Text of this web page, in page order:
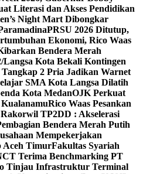
Literasi dan Akses Pendidikan
Night Mart Dibongkar
PRSU 2026 Ditutup,
Ekonomi, Rico Waas
Bendera Merah
Langsa Kota Bekali Kontingen
Tangkap 2 Pria Jadikan Warnet
SMA Kota Langsa Dilatih
Kota MedanOJK Perkuat
Rico Waas Pesankan
TP2DD : Akselerasi
Bendera Merah Putih
Mempekerjakan
Aceh TimurFakultas Syariah
Terima Benchmarking PT
Tinjau Infrastruktur Terminal